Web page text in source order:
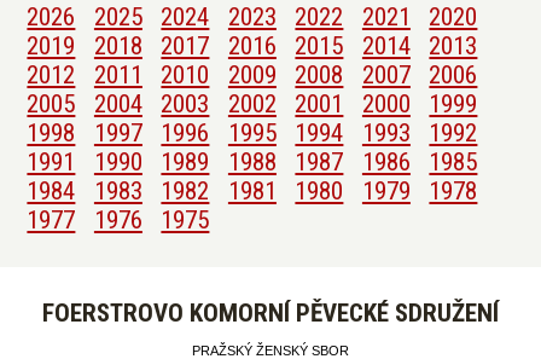
2026 2025 2024 2023 2022 2021
2020
2019
2018 2017 2016 2015 2014
2013
2012
2011 2010 2009 2008 2007
2006
2005
2004 2003 2002 2001 2000
1999
1998
1997 1996 1995 1994 1993
1992
1991
1990 1989 1988 1987 1986
1985
1984
1983 1982 1981 1980 1979
1978
1977
1976 1975
FOERSTROVO KOMORNÍ PĚVECKÉ SDRUŽENÍ
PRAŽSKÝ ŽENSKÝ SBOR